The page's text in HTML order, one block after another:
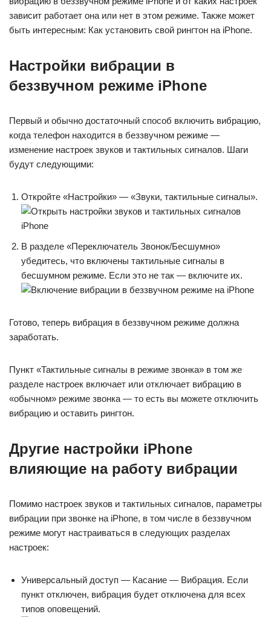
зависит работает она или нет в этом режиме. Также может
быть интересным: Как установить свой рингтон на iPhone.
Настройки вибрации в
беззвучном режиме iPhone
Первый и обычно достаточный способ включить вибрацию,
когда телефон находится в беззвучном режиме —
изменение настроек звуков и тактильных сигналов. Шаги
будут следующими:
Откройте «Настройки» — «Звуки, тактильные сигналы».
В разделе «Переключатель Звонок/Бесшумно»
убедитесь, что включены тактильные сигналы в
бесшумном режиме. Если это не так — включите их.
Готово, теперь вибрация в беззвучном режиме должна
заработать.
Пункт «Тактильные сигналы в режиме звонка» в том же
разделе настроек включает или отключает вибрацию в
«обычном» режиме звонка — то есть вы можете отключить
вибрацию и оставить рингтон.
Другие настройки iPhone
влияющие на работу вибрации
Помимо настроек звуков и тактильных сигналов, параметры
вибрации при звонке на iPhone, в том числе в беззвучном
режиме могут настраиваться в следующих разделах
настроек:
Универсальный доступ — Касание — Вибрация. Если
пункт отключен, вибрация будет отключена для всех
типов оповещений.